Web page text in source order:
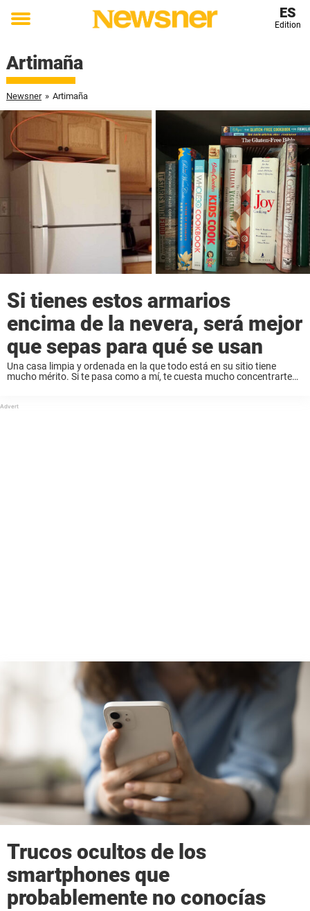
Toggle
ES
Edition
Artimaña
Newsner » Artimaña
Si tienes estos armarios
encima de la nevera, será mejor
que sepas para qué se usan
Una casa limpia y ordenada en la que todo está en su sitio tiene
mucho mérito. Si te pasa como a mí, te cuesta mucho concentrarte
Trucos ocultos de los
smartphones que
probablemente no conocías